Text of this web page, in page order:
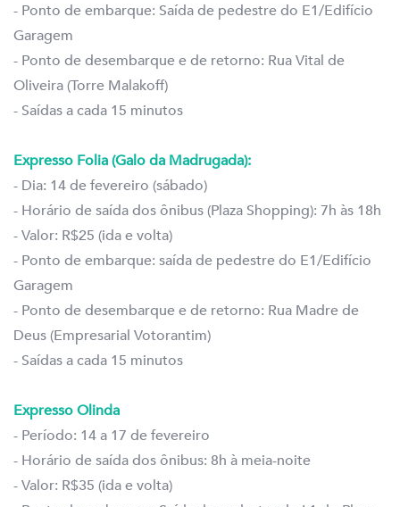
- Ponto de embarque: Saída de pedestre do E1/Edifício
Garagem
- Ponto de desembarque e de retorno: Rua Vital de
Oliveira (Torre Malakoff)
- Saídas a cada 15 minutos
Expresso Folia (Galo da Madrugada):
- Dia: 14 de fevereiro (sábado)
- Horário de saída dos ônibus (Plaza Shopping): 7h às 18h
- Valor: R$25 (ida e volta)
- Ponto de embarque: saída de pedestre do E1/Edifício
Garagem
- Ponto de desembarque e de retorno: Rua Madre de
Deus (Empresarial Votorantim)
- Saídas a cada 15 minutos
Expresso Olinda
- Período: 14 a 17 de fevereiro
- Horário de saída dos ônibus: 8h à meia-noite
- Valor: R$35 (ida e volta)